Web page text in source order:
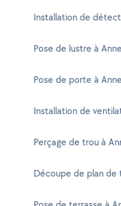
Installation de
Pose de lustre à
Pose de porte à
Installation de
Perçage de trou à
Découpe de plan de